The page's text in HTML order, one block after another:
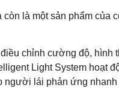
là một sản phẩm của
chỉnh cường độ,
Light System hoạt
người lái phản ứng